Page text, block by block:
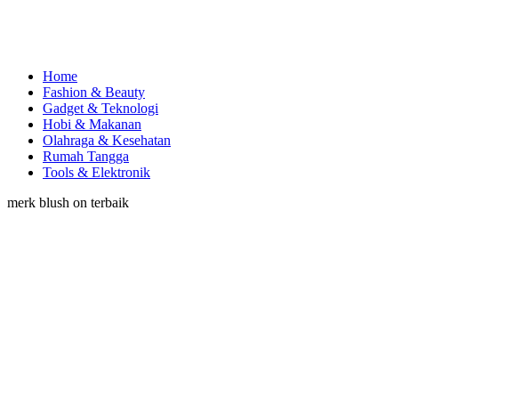
Home
Fashion & Beauty
Gadget & Teknologi
Hobi & Makanan
Olahraga & Kesehatan
Rumah Tangga
Tools & Elektronik
merk blush on terbaik